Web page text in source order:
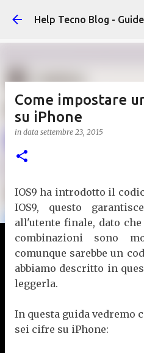
Passa ai
Help Tecno Blog -
Come impostare
su iPhone
in data settembre 23, 2015
IOS9 ha introdotto il
IOS9, questo
all'utente finale, dato
combinazioni sono
comunque sarebbe un
abbiamo descritto in
leggerla.
In questa guida vedremo
sei cifre su iPhone: